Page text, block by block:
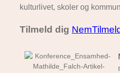
kulturlivet, skoler og
Tilmeld dig NemTilmeld